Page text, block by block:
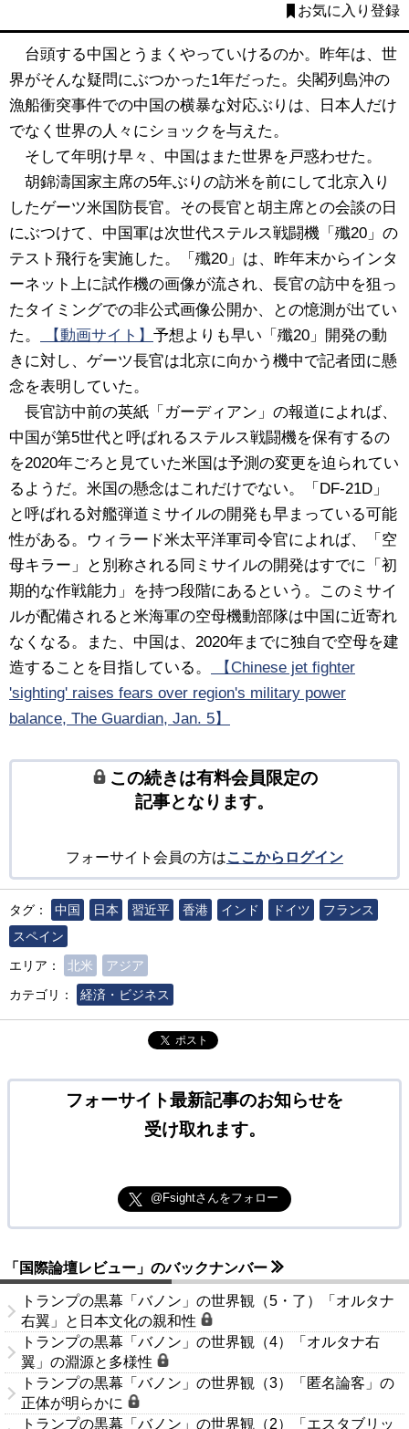
お気に入り登録
台頭する中国とうまくやっていけるのか。昨年は、世
界がそんな疑問にぶつかった1年だった。尖閣列島沖の
漁船衝突事件での中国の横暴な対応ぶりは、日本人だけ
でなく世界の人々にショックを与えた。
そして年明け早々、中国はまた世界を戸惑わせた。
胡錦濤国家主席の5年ぶりの訪米を前にして北京入り
したゲーツ米国防長官。その長官と胡主席との会談の日
にぶつけて、中国軍は次世代ステルス戦闘機「殲20」の
テスト飛行を実施した。「殲20」は、昨年末からインタ
ーネット上に試作機の画像が流され、長官の訪中を狙っ
たタイミングでの非公式画像公開か、との憶測が出てい
た。
【動画サイト】 予想よりも早い「殲20」開発の動
きに対し、ゲーツ長官は北京に向かう機中で記者団に懸
念を表明していた。
長官訪中前の英紙「ガーディアン」の報道によれば、
中国が第5世代と呼ばれるステルス戦闘機を保有するの
を2020年ごろと見ていた米国は予測の変更を迫られてい
るようだ。米国の懸念はこれだけでない。「DF-21D」
と呼ばれる対艦弾道ミサイルの開発も早まっている可能
性がある。ウィラード米太平洋軍司令官によれば、「空
母キラー」と別称される同ミサイルの開発はすでに「初
期的な作戦能力」を持つ段階にあるという。このミサイ
ルが配備されると米海軍の空母機動部隊は中国に近寄れ
なくなる。また、中国は、2020年までに独自で空母を建
造することを目指している。
【Chinese jet fighter
'sighting' raises fears over region's military power
balance, The Guardian, Jan. 5】
この続きは有料会員限定の
記事となります。
フォーサイト会員の方はここからログイン
タグ： 中国 日本 習近平 香港 インド ドイツ
フランス
スペイン
エリア：
北米
アジア
カテゴリ：
経済・ビジネス
ポスト
フォーサイト最新記事のお知らせを
受け取れます。
@Fsightさんをフォロー
「国際論壇レビュー」のバックナンバー
トランプの黒幕「バノン」の世界観（5・了）「オルタナ
右翼」と日本文化の親和性
トランプの黒幕「バノン」の世界観（4）「オルタナ右
翼」の淵源と多様性
トランプの黒幕「バノン」の世界観（3）「匿名論客」の
正体が明らかに
トランプの黒幕「バノン」の世界観（2）「エスタブリッ